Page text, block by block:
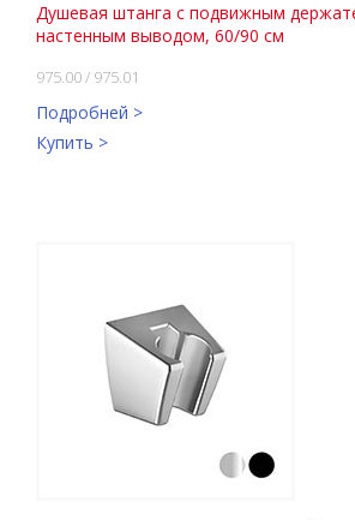
Душевая штанга с подвижным
настенным выводом, 60/90 см
975.00 / 975.01
Подробней >
Купить >